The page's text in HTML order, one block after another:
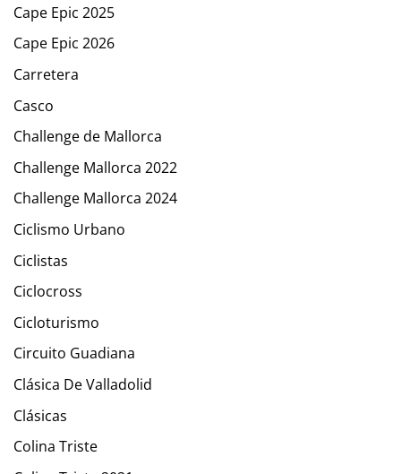
Cape Epic 2025
Cape Epic 2026
Carretera
Casco
Challenge de Mallorca
Challenge Mallorca 2022
Challenge Mallorca 2024
Ciclismo Urbano
Ciclistas
Ciclocross
Cicloturismo
Circuito Guadiana
Clásica De Valladolid
Clásicas
Colina Triste